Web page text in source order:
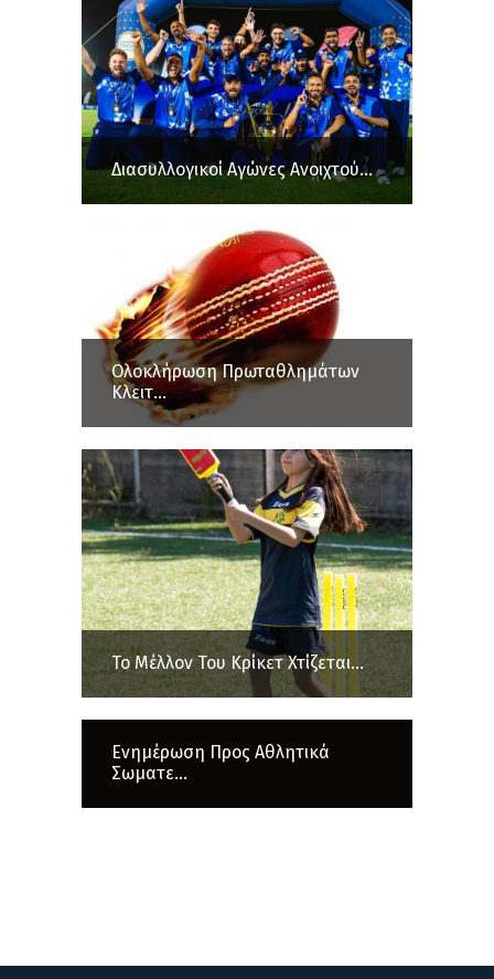
Διασυλλογικοί Αγώνες Ανοιχτού...
Ολοκλήρωση Πρωταθλημάτων
Κλειτ...
Το Μέλλον Του Κρίκετ Χτίζεται...
Ενημέρωση Προς Αθλητικά
Σωματε...